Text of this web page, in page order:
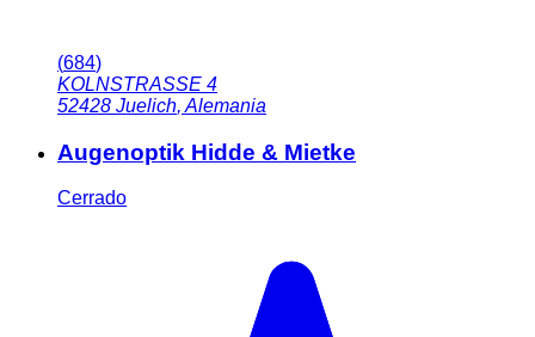
(684)
KOLNSTRASSE 4
52428 Juelich, Alemania
Augenoptik Hidde & Mietke
Cerrado